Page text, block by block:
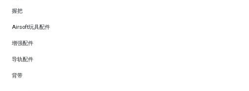
握把
Airsoft玩具配件
增强配件
导轨配件
背带